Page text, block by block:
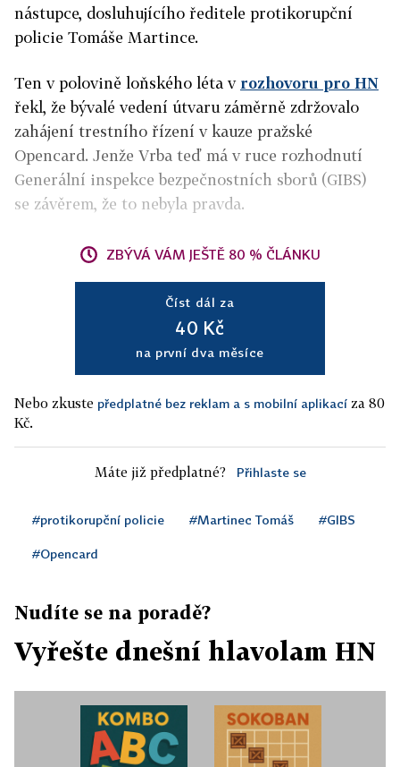
nástupce, dosluhujícího ředitele protikorupční
policie Tomáše Martince.
Ten v polovině loňského léta v rozhovoru pro HN
řekl, že bývalé vedení útvaru záměrně zdržovalo
zahájení trestního řízení v kauze pražské
Opencard. Jenže Vrba teď má v ruce rozhodnutí
Generální inspekce bezpečnostních sborů (GIBS)
se závěrem, že to nebyla pravda.
ZBÝVÁ VÁM JEŠTĚ 80 % ČLÁNKU
Číst dál za
40 Kč
na první dva měsíce
Nebo zkuste předplatné bez reklam a s mobilní aplikací za 80
Kč.
Máte již předplatné? Přihlaste se
#protikorupční policie #Martinec Tomáš #GIBS
#Opencard
Nudíte se na poradě?
Vyřešte dnešní hlavolam HN